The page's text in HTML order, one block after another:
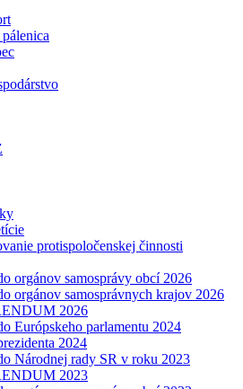
protispoločenskej činnosti
orgánov samosprávy obcí 2026
orgánov samosprávnych krajov 2026
2026
Európskeho parlamentu 2024
2024
Národnej rady SR v roku 2023
2023